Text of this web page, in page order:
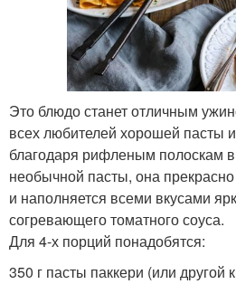
Это блюдо станет отличным
всех любителей хорошей пасты
благодаря рифленым полоскам
необычной пасты, она
и наполняется всеми вкусами
согревающего томатного соуса.
Для 4-х порций понадобятся:
350 г пасты паккери (или другой